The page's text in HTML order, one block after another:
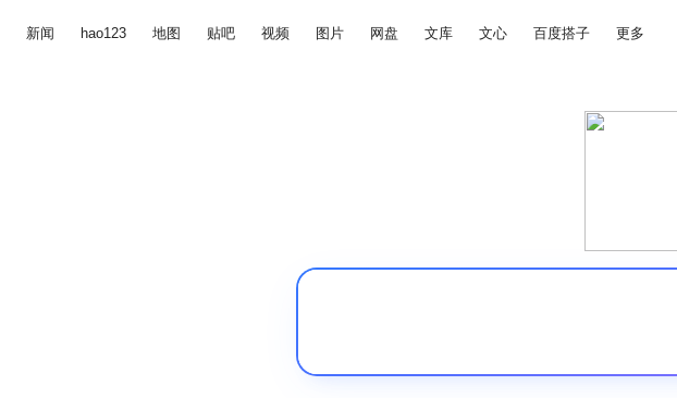
新闻 hao123 地图 贴吧 视频 图片 网盘 文库 文心 百度搭子 更多